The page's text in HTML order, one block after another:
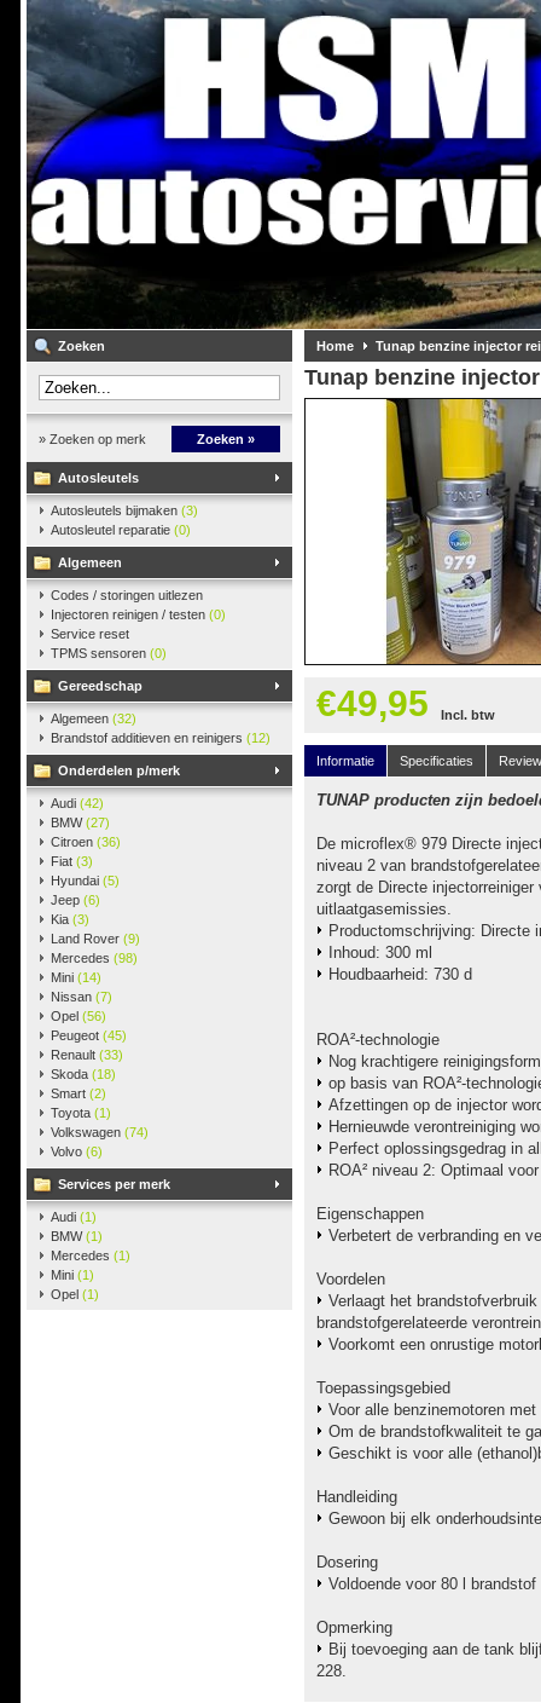
Zoeken
» Zoeken op merk Zoeken »
Autosleutels
Autosleutels bijmaken (3)
Autosleutel reparatie (0)
Algemeen
Codes / storingen uitlezen
Injectoren reinigen / testen (0)
Service reset
TPMS sensoren (0)
Gereedschap
Algemeen (32)
Brandstof additieven en reinigers (12)
Onderdelen p/merk
Audi (42)
BMW(27)
Citroen (36)
Fiat (3)
Hyundai (5)
Jeep (6)
Kia (3)
Land Rover (9)
Mercedes (98)
Mini (14)
Nissan (7)
Opel (56)
Peugeot (45)
Renault (33)
Skoda (18)
Smart (2)
Toyota (1)
Volkswagen (74)
Volvo (6)
Services per merk
Audi (1)
BMW(1)
Mercedes (1)
Mini (1)
Opel (1)
Home Tunap benzine injector
Tunap benzine
€49,95 Incl. btw
Informatie Specificaties
TUNAP producten zijn
De microflex® 979 Directe
niveau 2 van
zorgt de Directe
uitlaatgasemissies.
Productomschrijving: Directe
Inhoud: 300 ml
Houdbaarheid: 730 d
ROA²-technologie
Nog krachtigere
op basis van ROA²-
Afzettingen op de injector
Hernieuwde verontreiniging
Perfect oplossingsgedrag in
ROA² niveau 2: Optimaal
Eigenschappen
Verbetert de verbranding en
Voordelen
Verlaagt het
brandstofgerelateerde
Voorkomt een onrustige
Toepassingsgebied
Voor alle benzinemotoren
Om de brandstofkwaliteit te
Geschikt is voor alle
Handleiding
Gewoon bij elk
Dosering
Voldoende voor 80 l
Opmerking
Bij toevoeging aan de tank
228.